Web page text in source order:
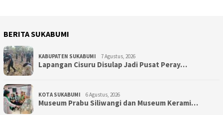
BERITA SUKABUMI
KABUPATEN SUKABUMI 7 Agustus, 2026
Lapangan Cisuru Disulap Jadi Pusat Peray…
KOTA SUKABUMI 6 Agustus, 2026
Museum Prabu Siliwangi dan Museum Kerami…